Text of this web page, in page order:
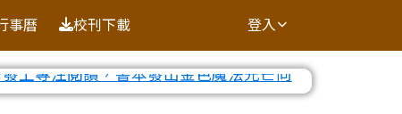
事曆 校刊下載 登入